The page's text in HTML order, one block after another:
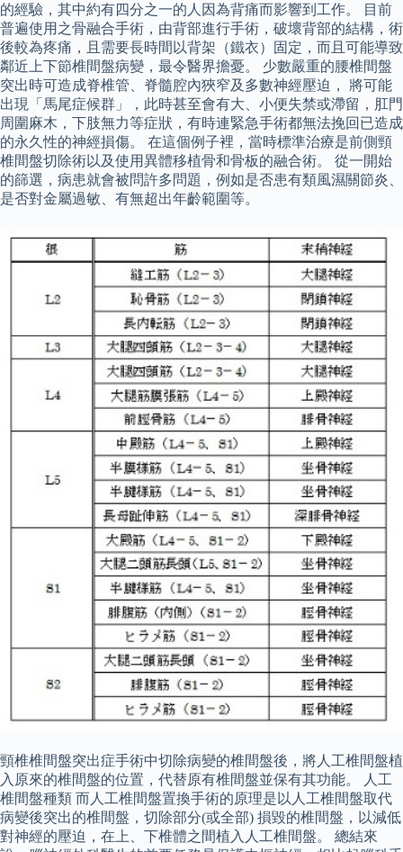
的經驗，其中約有四分之一的人因為背痛而影響到工作。 目前
普遍使用之骨融合手術，由背部進行手術，破壞背部的結構，術
後較為疼痛，且需要長時間以背架（鐵衣）固定，而且可能導致
鄰近上下節椎間盤病變，最令醫界擔憂。 少數嚴重的腰椎間盤
突出時可造成脊椎管、脊髓腔內狹窄及多數神經壓迫， 將可能
出現「馬尾症候群」，此時甚至會有大、小便失禁或滯留，肛門
周圍麻木，下肢無力等症狀，有時連緊急手術都無法挽回已造成
的永久性的神經損傷。 在這個例子裡，當時標準治療是前側頸
椎間盤切除術以及使用異體移植骨和骨板的融合術。 從一開始
的篩選，病患就會被問許多問題，例如是否患有類風濕關節炎、
是否對金屬過敏、有無超出年齡範圍等。
頸椎椎間盤突出症手術中切除病變的椎間盤後，將人工椎間盤植
入原來的椎間盤的位置，代替原有椎間盤並保有其功能。 人工
椎間盤種類 而人工椎間盤置換手術的原理是以人工椎間盤取代
病變後突出的椎間盤，切除部分(或全部) 損毀的椎間盤，以減低
對神經的壓迫，在上、下椎體之間植入人工椎間盤。 總結來